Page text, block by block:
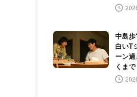
中島
白いT
ーン
くまで